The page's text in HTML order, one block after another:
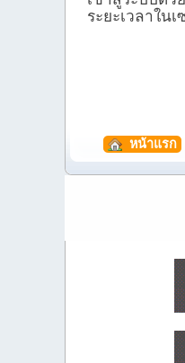
ระยะเวลาใน
หน้าแรก